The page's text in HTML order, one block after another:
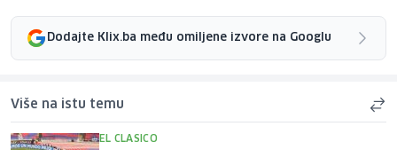
Dodajte Klix.ba među omiljene izvore na Googlu
Više na istu temu
EL CLASICO